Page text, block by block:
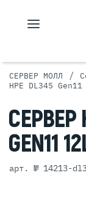
СЕРВЕР МОЛЛ /
HPE DL345 Gen11
СЕРВЕР
GEN11
арт. № 14213-